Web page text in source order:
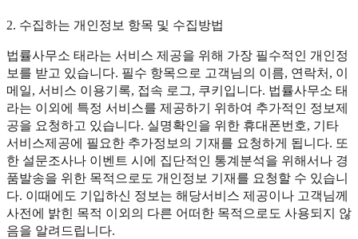
2. 수집하는 개인정보 항목 및 수집방법
법률사무소 태라는 서비스 제공을 위해 가장 필수적인 개인정
보를 받고 있습니다. 필수 항목으로 고객님의 이름, 연락처, 이
메일, 서비스 이용기록, 접속 로그, 쿠키입니다. 법률사무소 태
라는 이외에 특정 서비스를 제공하기 위하여 추가적인 정보제
공을 요청하고 있습니다. 실명확인을 위한 휴대폰번호, 기타
서비스제공에 필요한 추가정보의 기재를 요청하게 됩니다. 또
한 설문조사나 이벤트 시에 집단적인 통계분석을 위해서나 경
품발송을 위한 목적으로도 개인정보 기재를 요청할 수 있습니
다. 이때에도 기입하신 정보는 해당서비스 제공이나 고객님께
사전에 밝힌 목적 이외의 다른 어떠한 목적으로도 사용되지 않
음을 알려드립니다.